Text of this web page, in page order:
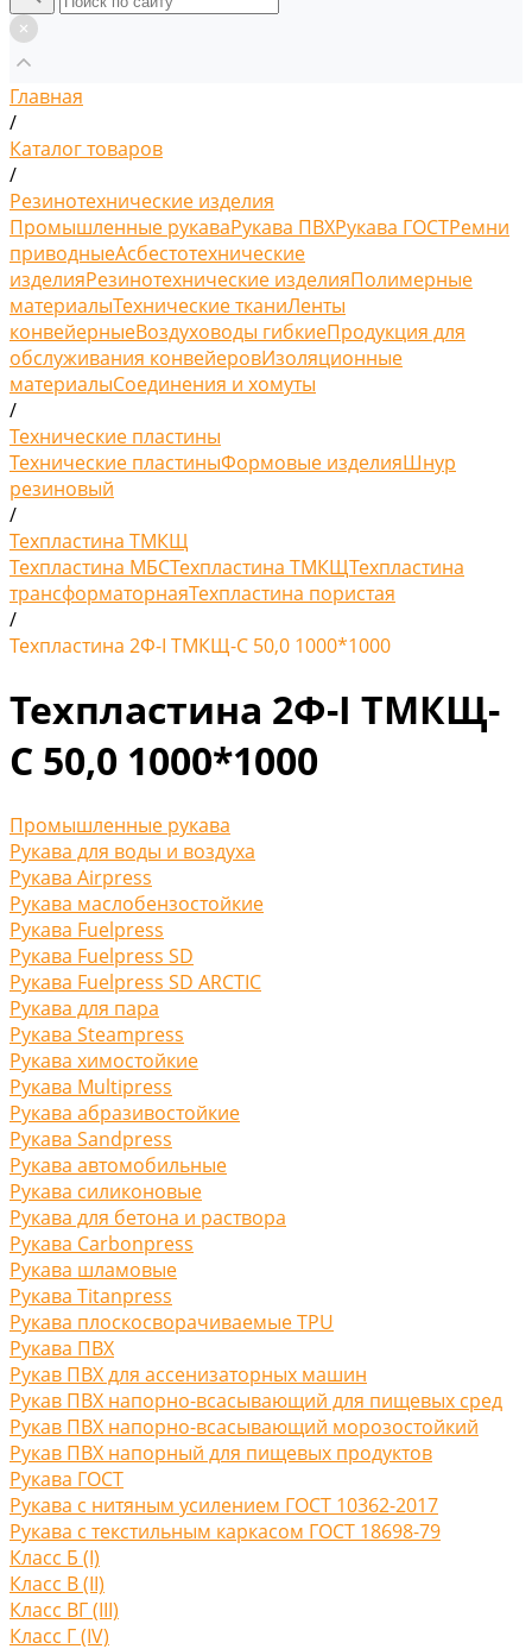
Главная
/
Каталог товаров
/
Резинотехнические изделия
Промышленные рукаваРукава ПВХРукава ГОСТРемни
приводныеАсбестотехнические
изделияРезинотехнические изделияПолимерные
материалыТехнические тканиЛенты
конвейерныеВоздуховоды гибкиеПродукция для
обслуживания конвейеровИзоляционные
материалыСоединения и хомуты
/
Технические пластины
Технические пластиныФормовые изделияШнур
резиновый
/
Техпластина ТМКЩ
Техпластина МБСТехпластина ТМКЩТехпластина
трансформаторнаяТехпластина пористая
/
Техпластина 2Ф-I ТМКЩ-С 50,0 1000*1000
Техпластина 2Ф-I ТМКЩ-
С 50,0 1000*1000
Промышленные рукава
Рукава для воды и воздуха
Рукава Airpress
Рукава маслобензостойкие
Рукава Fuelpress
Рукава Fuelpress SD
Рукава Fuelpress SD ARCTIC
Рукава для пара
Рукава Steampress
Рукава химостойкие
Рукава Multipress
Рукава абразивостойкие
Рукава Sandpress
Рукава автомобильные
Рукава силиконовые
Рукава для бетона и раствора
Рукава Carbonpress
Рукава шламовые
Рукава Titanpress
Рукава плоскосворачиваемые TPU
Рукава ПВХ
Рукав ПВХ для ассенизаторных машин
Рукав ПВХ напорно-всасывающий для пищевых сред
Рукав ПВХ напорно-всасывающий морозостойкий
Рукав ПВХ напорный для пищевых продуктов
Рукава ГОСТ
Рукава с нитяным усилением ГОСТ 10362-2017
Рукава с текстильным каркасом ГОСТ 18698-79
Класс Б (I)
Класс В (II)
Класс ВГ (III)
Класс Г (IV)